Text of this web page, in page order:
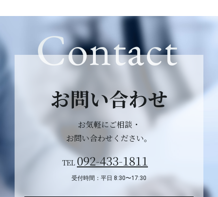
Contact
お問い合わせ
お気軽にご相談・
お問い合わせください。
TEL 092-433-1811
受付時間：平日 8:30〜17:30